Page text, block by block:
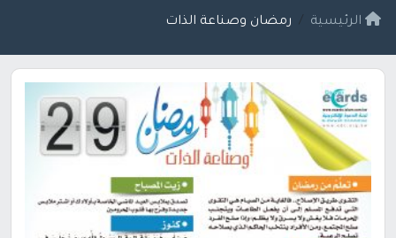
الرئيسية رمضان وصناعة الذات